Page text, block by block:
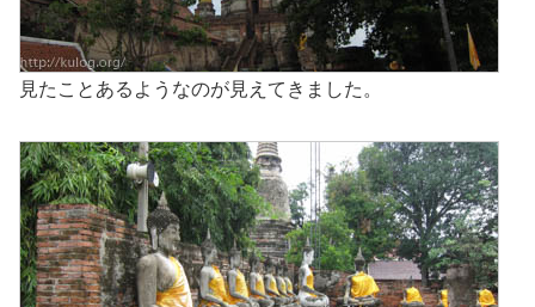
見たことあるようなのが見えてきました。